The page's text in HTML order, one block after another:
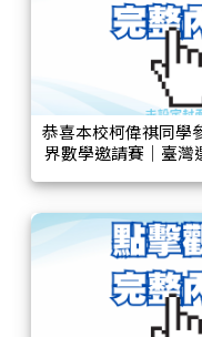
恭喜本校柯偉祺同學
界數學邀請賽｜臺灣